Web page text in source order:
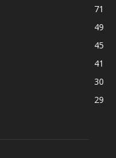
71
49
45
41
30
29